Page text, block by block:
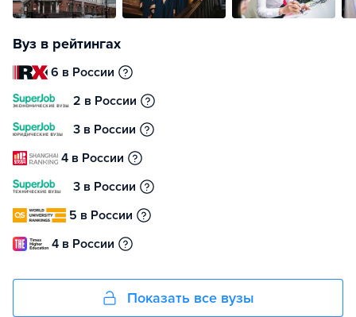
Вуз в рейтингах
6 в России
2 в России
3 в России
4 в России
3 в России
5 в России
4 в России
Показать все вузы